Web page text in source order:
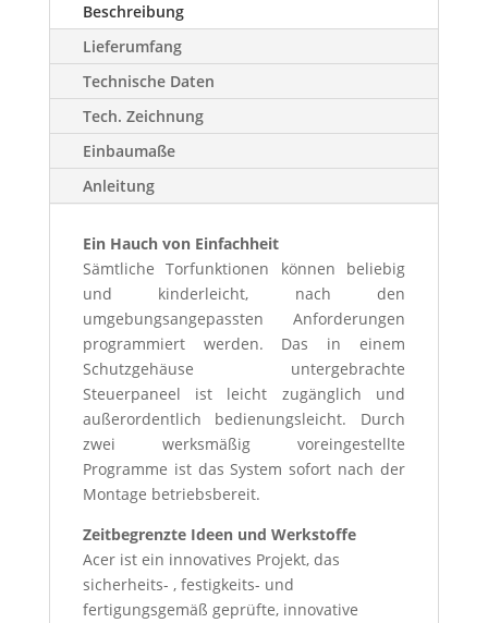
Beschreibung
Lieferumfang
Technische Daten
Tech. Zeichnung
Einbaumaße
Anleitung
Ein Hauch von Einfachheit
Sämtliche Torfunktionen können beliebig
und kinderleicht, nach den
umgebungsangepassten Anforderungen
programmiert werden. Das in einem
Schutzgehäuse untergebrachte
Steuerpaneel ist leicht zugänglich und
außerordentlich bedienungsleicht. Durch
zwei werksmäßig voreingestellte
Programme ist das System sofort nach der
Montage betriebsbereit.
Zeitbegrenzte Ideen und Werkstoffe
Acer ist ein innovatives Projekt, das
sicherheits- , festigkeits- und
fertigungsgemäß geprüfte, innovative